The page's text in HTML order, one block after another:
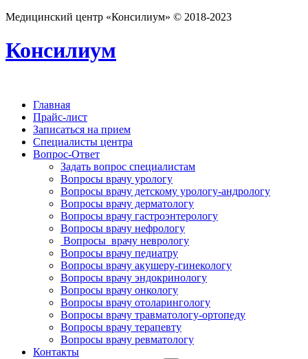
Медицинский центр «Консилиум» © 2018-2023
Консилиум
Главная
Прайс-лист
Записаться на прием
Специалисты центра
Вопрос-Ответ
Задать вопрос специалистам
Вопросы врачу урологу
Вопросы врачу детскому урологу-андрологу
Вопросы врачу дерматологу
Вопросы врачу гастроэнтерологу
Вопросы врачу нефрологу
Вопросы врачу неврологу
Вопросы врачу педиатру
Вопросы врачу акушеру-гинекологу
Вопросы врачу эндокринологу
Вопросы врачу онкологу
Вопросы врачу отоларингологу
Вопросы врачу травматологу-ортопеду
Вопросы врачу терапевту
Вопросы врачу ревматологу
Контакты